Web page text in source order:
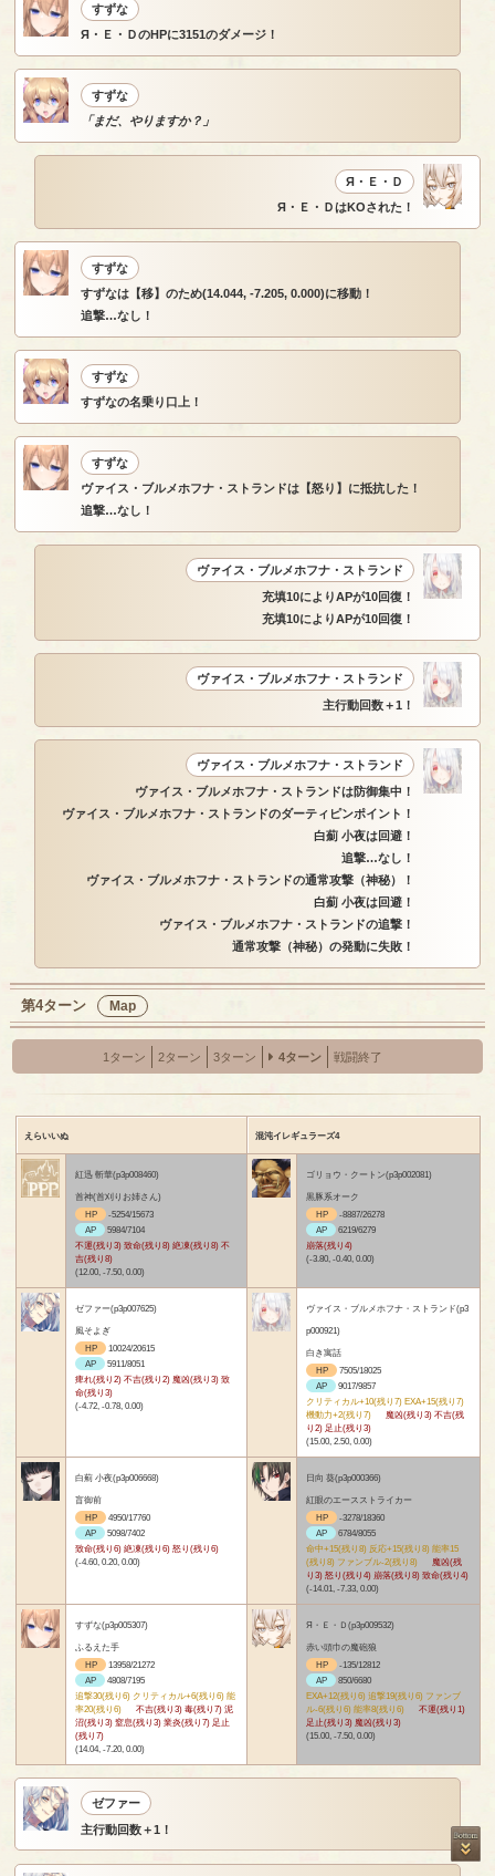
すずな
Я・Ｅ・ＤのHPに3151のダメージ！
すずな
「まだ、やりますか？」
Я・Ｅ・Ｄ
Я・Ｅ・ＤはKOされた！
すずな
すずなは【移】のため(14.044, -7.205, 0.000)に移動！
追撃…なし！
すずな
すずなの名乗り口上！
すずな
ヴァイス・ブルメホフナ・ストランドは【怒り】に抵抗した！
追撃…なし！
ヴァイス・ブルメホフナ・ストランド
充填10によりAPが10回復！
充填10によりAPが10回復！
ヴァイス・ブルメホフナ・ストランド
主行動回数＋1！
ヴァイス・ブルメホフナ・ストランド
ヴァイス・ブルメホフナ・ストランドは防御集中！
ヴァイス・ブルメホフナ・ストランドのダーティピンポイント！
白薊 小夜は回避！
追撃…なし！
ヴァイス・ブルメホフナ・ストランドの通常攻撃（神秘）！
白薊 小夜は回避！
ヴァイス・ブルメホフナ・ストランドの追撃！
通常攻撃（神秘）の発動に失敗！
第4ターン Map
1ターン 2ターン 3ターン 4ターン 戦闘終了
えらいいぬ 混沌イレギュラーズ4
紅迅 斬華(p3p008460)
首神(首刈りお姉さん)
HP
-5254/15673
AP
5984/7104
不運(残り3) 致命(残り8) 絶凍(残り8) 不
吉(残り8)
(12.00, -7.50, 0.00)
ゴリョウ・クートン(p3p002081)
黒豚系オーク
HP
-8887/26278
AP
6219/6279
崩落(残り4)
(-3.80, -0.40, 0.00)
ゼファー(p3p007625)
風そよぎ
HP
10024/20615
AP
5911/8051
痺れ(残り2) 不吉(残り2) 魔凶(残り3) 致
命(残り3)
(-4.72, -0.78, 0.00)
ヴァイス・ブルメホフナ・ストランド(p3
p000921)
白き寓話
HP
7505/18025
AP
9017/9857
クリティカル+10(残り7) EXA+15(残り7)
機動力+2(残り7)
魔凶(残り3) 不吉(残
り2) 足止(残り3)
(15.00, 2.50, 0.00)
白薊 小夜(p3p006668)
盲御前
HP
4950/17760
AP
5098/7402
致命(残り6) 絶凍(残り6) 怒り(残り6)
(-4.60, 0.20, 0.00)
日向 葵(p3p000366)
紅眼のエースストライカー
HP
-3278/18360
AP
6784/8055
命中+15(残り8) 反応+15(残り8) 能率15
(残り8) ファンブル-2(残り8)
魔凶(残
り3) 怒り(残り4) 崩落(残り8) 致命(残り4)
(-14.01, -7.33, 0.00)
すずな(p3p005307)
ふるえた手
HP
13958/21272
AP
4808/7195
追撃30(残り6) クリティカル+6(残り6) 能
率20(残り6)
不吉(残り3) 毒(残り7) 泥
沼(残り3) 窒息(残り3) 業炎(残り7) 足止
(残り7)
(14.04, -7.20, 0.00)
Я・Ｅ・Ｄ(p3p009532)
赤い頭巾の魔砲狼
HP
-135/12812
AP
850/6680
EXA+12(残り6) 追撃19(残り6) ファンブ
ル-6(残り6) 能率8(残り6)
不運(残り1)
足止(残り3) 魔凶(残り3)
(15.00, -7.50, 0.00)
ゼファー
主行動回数＋1！